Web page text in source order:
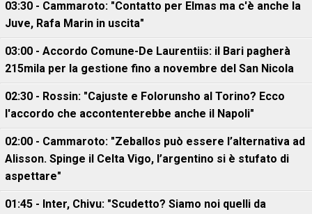
03:30 - Cammaroto: "Contatto per Elmas ma c'è anche la
Juve, Rafa Marin in uscita"
03:00 - Accordo Comune-De Laurentiis: il Bari pagherà
215mila per la gestione fino a novembre del San Nicola
02:30 - Rossin: "Cajuste e Folorunsho al Torino? Ecco
l'accordo che accontenterebbe anche il Napoli"
02:00 - Cammaroto: "Zeballos può essere l’alternativa ad
Alisson. Spinge il Celta Vigo, l’argentino si è stufato di
aspettare"
01:45 - Inter, Chivu: "Scudetto? Siamo noi quelli da